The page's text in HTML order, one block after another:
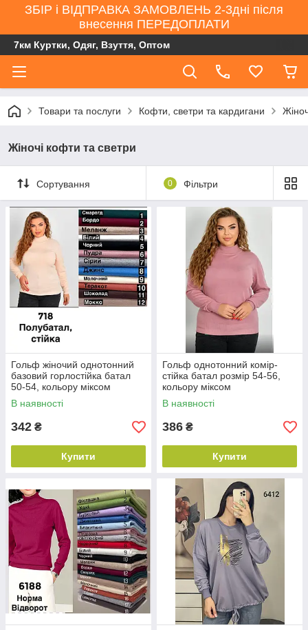
ЗБІР і ВІДПРАВКА ЗАМОВЛЕНЬ 2-3дні після
внесення ПЕРЕДОПЛАТИ
7км Куртки, Одяг, Взуття, Оптом
Товари та послуги Кофти, светри та кардигани
Жіночі кофти та светри
Сортування 0 Фільтри
Гольф жіночий однотонний
базовий горлостійка батал
50-54, кольору міксом
В наявності
342 ₴
Купити
Гольф однотонний комір-
стійка батал розмір 54-56,
кольору міксом
В наявності
386 ₴
Купити